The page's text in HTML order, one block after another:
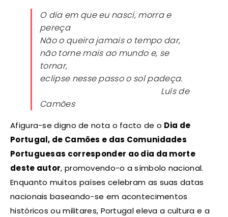
O dia em que eu nasci, morra e
pereça
Não o queira jamais o tempo dar,
não torne mais ao mundo e, se
tornar,
eclipse nesse passo o sol padeça.
Luís de
Camões
Afigura-se digno de nota o facto de o Dia de
Portugal, de Camões e das Comunidades
Portuguesas corresponder ao dia da morte
deste autor, promovendo-o a símbolo nacional.
Enquanto muitos países celebram as suas datas
nacionais baseando-se em acontecimentos
históricos ou militares, Portugal eleva a cultura e a